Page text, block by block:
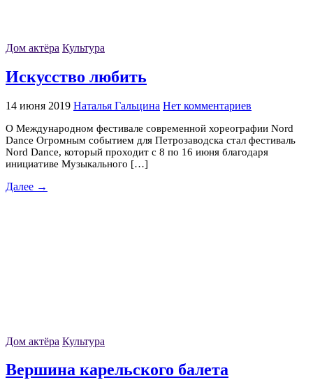
Дом актёра Культура
Искусство любить
14 июня 2019 Наталья Гальцина Нет комментариев
О Международном фестивале современной хореографии Nord
Dance Огромным событием для Петрозаводска стал фестиваль
Nord Dance, который проходит с 8 по 16 июня благодаря
инициативе Музыкального […]
Далее →
Дом актёра Культура
Вершина карельского балета